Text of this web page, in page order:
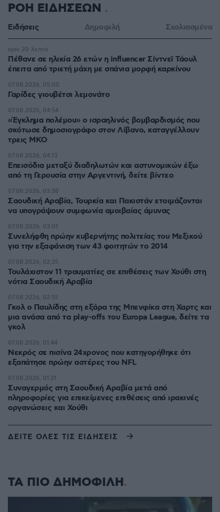
ΡΟΗ ΕΙΔΗΣΕΩΝ
Ειδήσεις Δημοφιλή Σχολιασμένα
Πέθανε σε ηλικία 26 ετών η influencer Σίντνεϊ Τάουλ
έπειτα από τριετή μάχη με σπάνια μορφή καρκίνου
πριν 20 λεπτά
Γαρίδες γιουβέτσι λεμονάτο
07.08.2026, 05:00
«Έγκλημα πολέμου» ο ισραηλινός βομβαρδισμός που
σκότωσε δημοσιογράφο στον Λίβανο, καταγγέλλουν
τρεις ΜΚΟ
07.08.2026, 04:54
Επεισόδια μεταξύ διαδηλωτών και αστυνομικών έξω
από τη Γερουσία στην Αργεντινή, δείτε βίντεο
07.08.2026, 04:13
Σαουδική Αραβία, Τουρκία και Πακιστάν ετοιμάζονται
να υπογράψουν συμφωνία αμοιβαίας άμυνας
07.08.2026, 03:38
Συνελήφθη πρώην κυβερνήτης πολιτείας του Μεξικού
για την εξαφάνιση των 43 φοιτητών το 2014
07.08.2026, 03:01
Τουλάχιστον 11 τραυματίες σε επιθέσεις των Χούθι στη
νότια Σαουδική Αραβία
07.08.2026, 02:35
Γκολ ο Παυλίδης στη εξάρα της Μπενφίκα στη Χαρτς και
μια ανάσα από τα play-offs του Europa League, δείτε τα
γκολ
07.08.2026, 02:10
Νεκρός σε πισίνα 24χρονος που κατηγορήθηκε ότι
εξαπάτησε πρώην αστέρες του NFL
07.08.2026, 01:44
Συναγερμός στη Σαουδική Αραβία μετά από
πληροφορίες για επικείμενες επιθέσεις από ιρακινές
οργανώσεις και Χούθι
07.08.2026, 01:21
ΔΕΙΤΕ ΟΛΕΣ ΤΙΣ ΕΙΔΗΣΕΙΣ
ΤΑ ΠΙΟ ΔΗΜΟΦΙΛΗ